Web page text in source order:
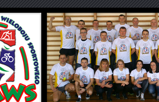
| Otwarta
Wieloboju Sportowego